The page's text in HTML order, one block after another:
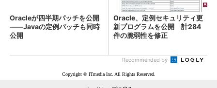
Oracleが四半期パッチを公開
――Javaの定例パッチも同時
公開
Oracle、定例セキュリティ更
新プログラムを公開 計284
件の脆弱性を修正
Recommended by
Copyright © ITmedia Inc. All Rights Reserved.